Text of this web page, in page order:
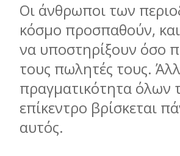
Οι άνθρωποι των
κόσμο προσπαθούν,
να υποστηρίξουν όσο
τους πωλητές τους.
πραγματικότητα όλων
επίκεντρο βρίσκεται
αυτός.